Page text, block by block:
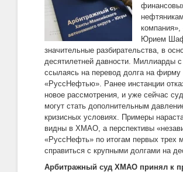
компания»,
Юрием
значительные разбирательства, в
десятилетней давности. Миллиарды
ссылаясь на перевод долга на
«РуссНефтью». Ранее инстанции
новое рассмотрения, и уже сейчас
могут стать дополнительным
кризисных условиях. Примеры
видны в ХМАО, а перспективы
«РуссНефть» по итогам первых трех
справиться с крупными долгами на
Арбитражный суд ХМАО принял к